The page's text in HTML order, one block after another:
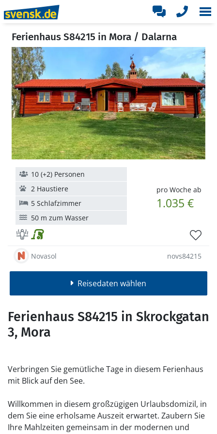
Ferienhaus S84215 in Mora / Dalarna
pro Woche ab
1.035 €
10 (+2) Personen
2 Haustiere
5 Schlafzimmer
50 m zum Wasser
Novasol novs84215
Reisedaten wählen
Ferienhaus S84215 in Skrockgatan
3, Mora
Verbringen Sie gemütliche Tage in diesem Ferienhaus
mit Blick auf den See.
Willkommen in diesem großzügigen Urlaubsdomizil, in
dem Sie eine erholsame Auszeit erwartet. Zaubern Sie
Ihre Mahlzeiten gemeinsam in der modernen und